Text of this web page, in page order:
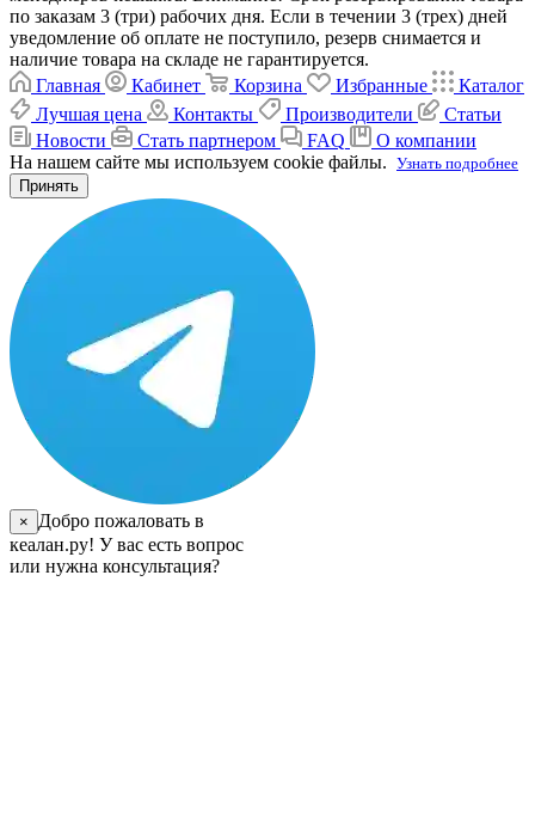
по заказам 3 (три) рабочих дня. Если в течении 3 (трех) дней
уведомление об оплате не поступило, резерв снимается и
наличие товара на складе не гарантируется.
Главная
Кабинет Корзина Избранные
Каталог
Лучшая цена
Контакты Производители
Статьи
Новости
Стать партнером FAQ
О компании
На нашем сайте мы используем cookie файлы. Узнать подробнее
Принять
×
Добро пожаловать в
кеалан.ру! У вас есть вопрос
или нужна консультация?